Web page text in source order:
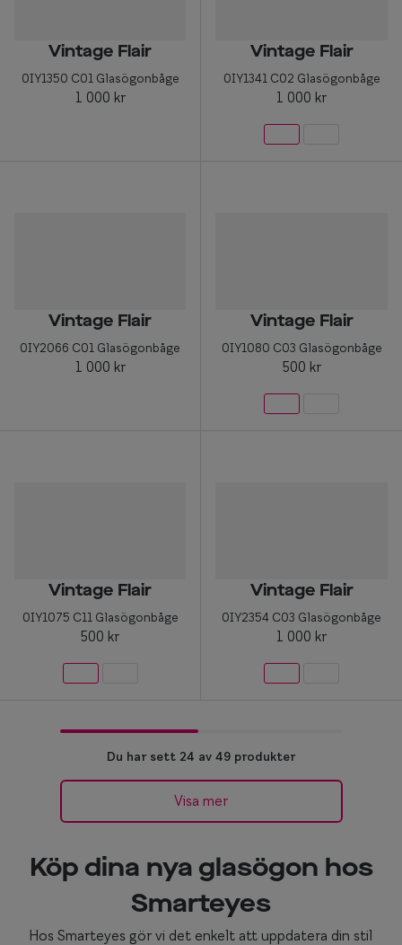
Vintage Flair
0IY1350 C01 Glasögonbåge
1 000 kr
Vintage Flair
0IY1341 C02 Glasögonbåge
1 000 kr
Vintage Flair
0IY2066 C01 Glasögonbåge
1 000 kr
Vintage Flair
0IY1080 C03 Glasögonbåge
500 kr
Vintage Flair
0IY1075 C11 Glasögonbåge
500 kr
Vintage Flair
0IY2354 C03 Glasögonbåge
1 000 kr
Du har sett 24 av 49 produkter
Visa mer
Köp dina nya glasögon hos
Smarteyes
Hos Smarteyes gör vi det enkelt att uppdatera din stil